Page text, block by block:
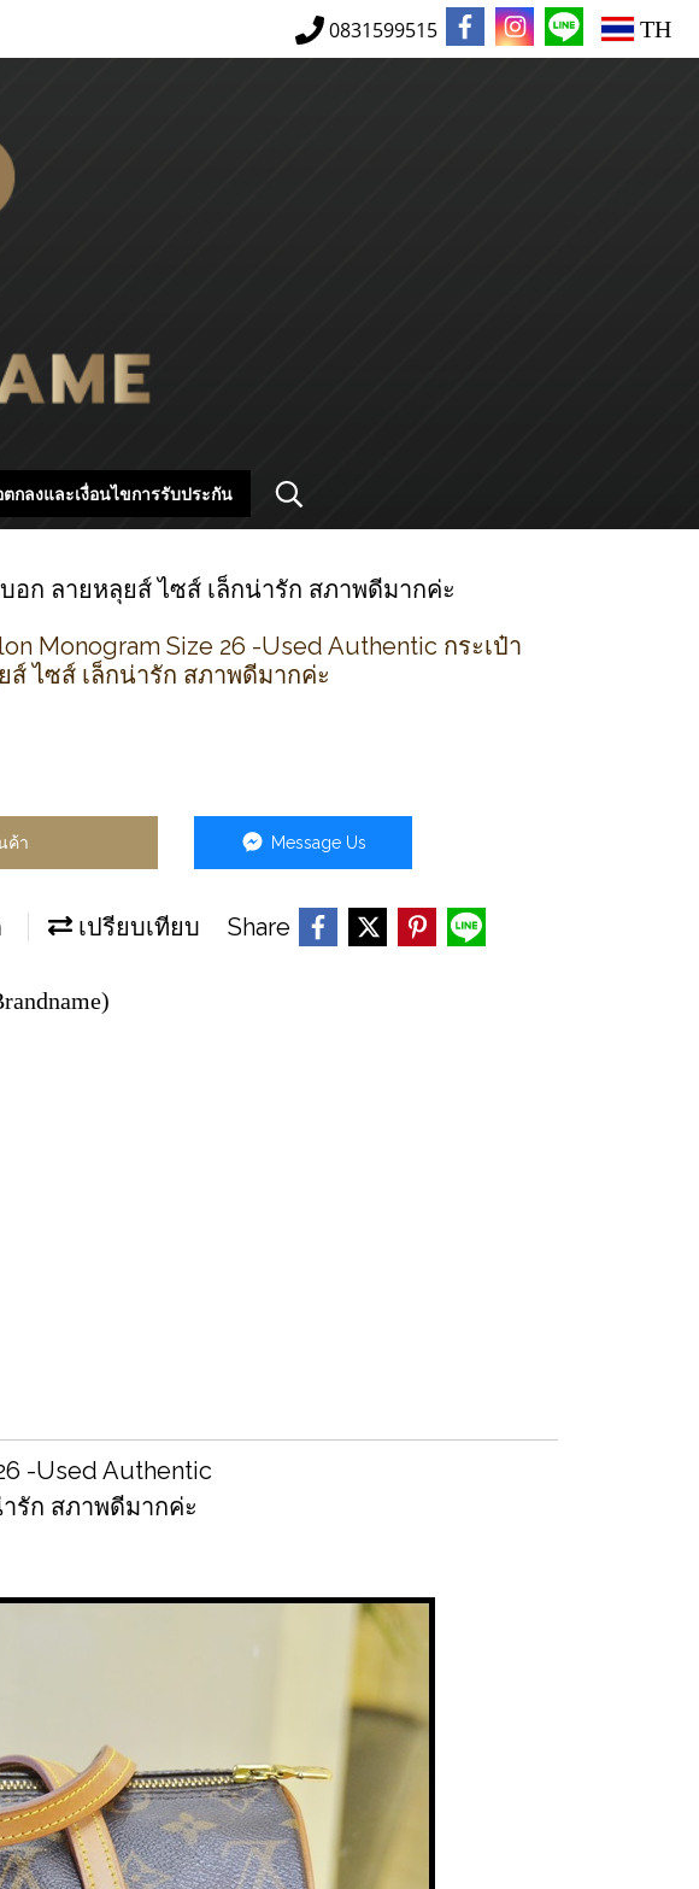
0831599515 TH
กลงและเงื่อนไขการรับประกัน
ะบอก ลายหลุยส์ ไซส์ เล็กน่ารัก สภาพดีมากค่ะ
Monogram Size 26 -Used Authentic กระเป๋า
ส์ ไซส์ เล็กน่ารัก สภาพดีมากค่ะ
ค้า Message Us
เปรียบเทียบ Share
-Used Authentic
รัก สภาพดีมากค่ะ